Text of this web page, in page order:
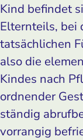
Kind befindet
Elternteils, bei
tatsächlichen
also die
Kindes nach
ordnender
ständig
vorrangig